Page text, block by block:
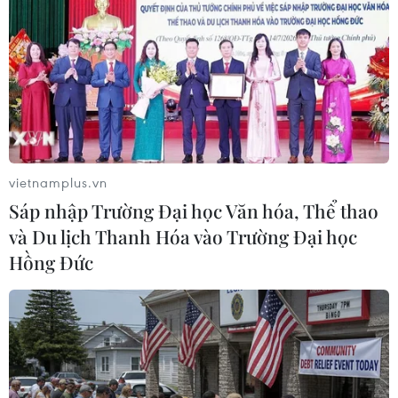
Theo dõi VietnamPlus
TIN LIÊN QUAN
vietnamplus.vn
Sáp nhập Trường Đại học Văn hóa, Thể thao
và Du lịch Thanh Hóa vào Trường Đại học
Hồng Đức